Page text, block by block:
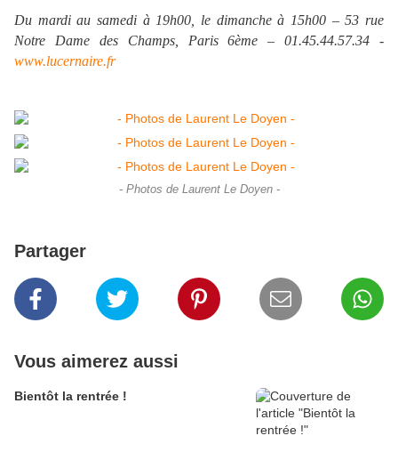
Du mardi au samedi à 19h00, le dimanche à 15h00 – 53 rue
Notre Dame des Champs, Paris 6ème – 01.45.44.57.34 -
www.lucernaire.fr
- Photos de Laurent Le Doyen -
Partager
Vous aimerez aussi
Bientôt la rentrée !